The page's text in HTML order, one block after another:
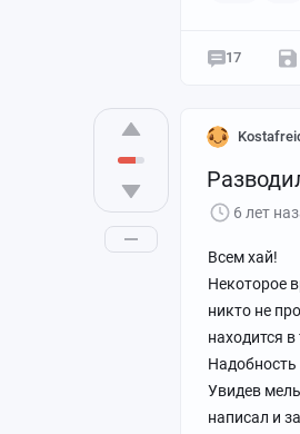
17
6 лет
Всем хай!
Некоторое
никто не
находится
Надобность
Увидев
написал и